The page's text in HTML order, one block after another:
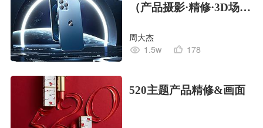
（产品摄影·精修·3D场
周大杰
1.5w
178
520主题产品精修&画面